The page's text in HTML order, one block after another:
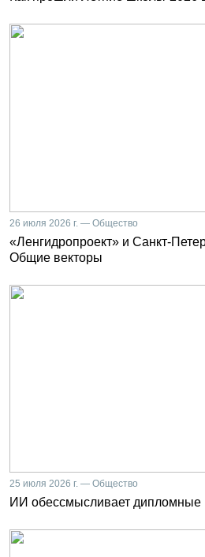
26 июля 2026 г. — Общество
«Ленгидропроект» и Санкт-
Общие векторы
25 июля 2026 г. — Общество
ИИ обессмысливает дипломные